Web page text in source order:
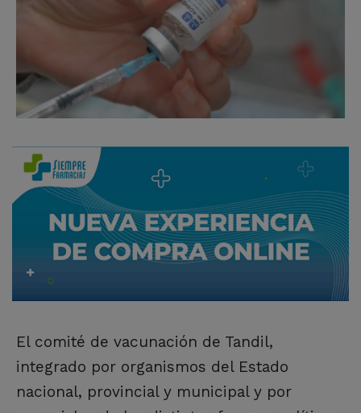
El comité de vacunación de Tandil,
integrado por organismos del Estado
nacional, provincial y municipal y por